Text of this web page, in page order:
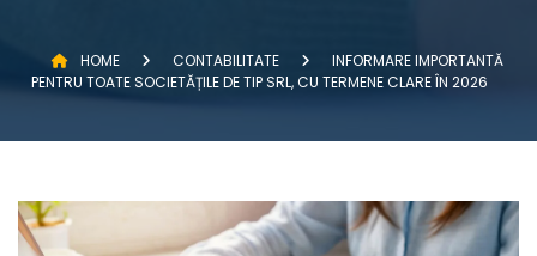
HOME CONTABILITATE
INFORMARE IMPORTANTĂ
PENTRU TOATE SOCIETĂȚILE DE TIP SRL, CU TERMENE CLARE ÎN 2026